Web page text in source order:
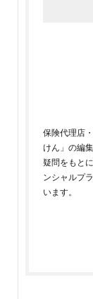
保険代理店
けん」の編
疑問をもと
ンシャルプ
います。